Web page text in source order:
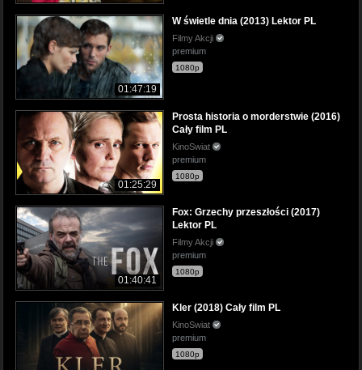
01:47:19
W świetle dnia (2013) Lektor PL
Filmy Akcji
premium
1080p
01:25:29
Prosta historia o morderstwie (2016)
Cały film PL
KinoSwiat
premium
1080p
01:40:41
Fox: Grzechy przeszłości (2017)
Lektor PL
Filmy Akcji
premium
1080p
Kler (2018) Cały film PL
KinoSwiat
premium
1080p